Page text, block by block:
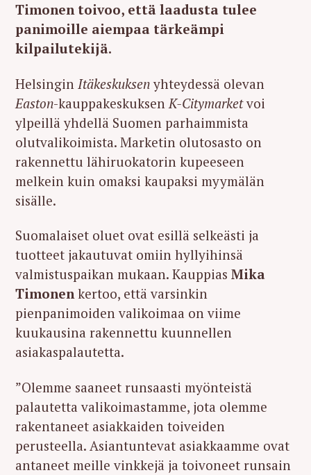
Timonen toivoo, että laadusta tulee
panimoille aiempaa tärkeämpi
kilpailutekijä.
Helsingin Itäkeskuksen yhteydessä olevan
Easton-kauppakeskuksen K-Citymarketvoi
ylpeillä yhdellä Suomen parhaimmista
olutvalikoimista. Marketin olutosasto on
rakennettu lähiruokatorin kupeeseen
melkein kuin omaksi kaupaksi myymälän
sisälle.
Suomalaiset oluet ovat esillä selkeästi ja
tuotteet jakautuvat omiin hyllyihinsä
valmistuspaikan mukaan. Kauppias Mika
Timonenkertoo, että varsinkin
pienpanimoiden valikoimaa on viime
kuukausina rakennettu kuunnellen
asiakaspalautetta.
”Olemme saaneet runsaasti myönteistä
palautetta valikoimastamme, jota olemme
rakentaneet asiakkaiden toiveiden
perusteella. Asiantuntevat asiakkaamme ovat
antaneet meille vinkkejä ja toivoneet runsain